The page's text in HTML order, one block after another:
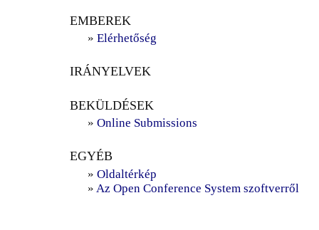
EMBEREK
»Elérhetőség
IRÁNYELVEK
BEKÜLDÉSEK
»Online Submissions
EGYÉB
»Oldaltérkép
» Az Open Conference System szoftverről